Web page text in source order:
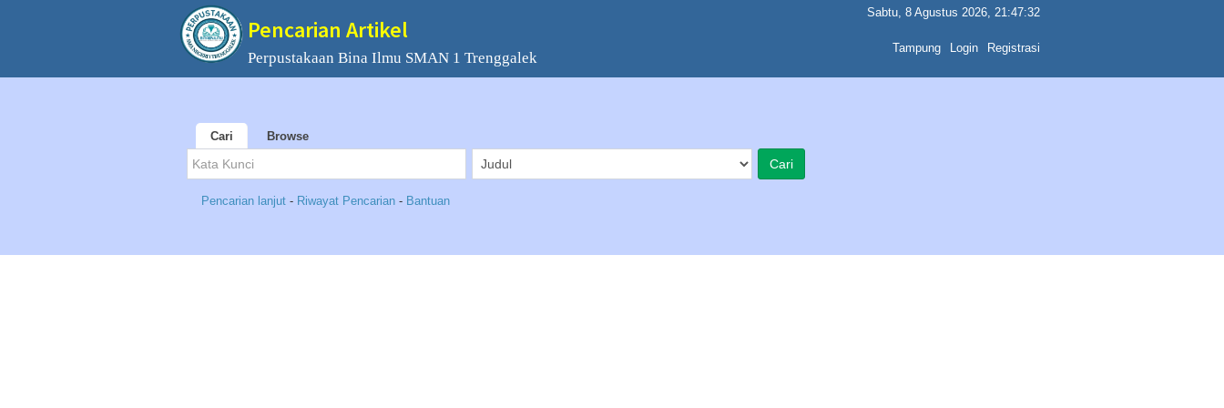
Pencarian Artikel
Perpustakaan Bina Ilmu SMAN 1 Trenggalek
Sabtu, 8 Agustus 2026, 21:47:32
Tampung Login Registrasi
Cari Browse
Pencarian lanjut - Riwayat Pencarian - Bantuan